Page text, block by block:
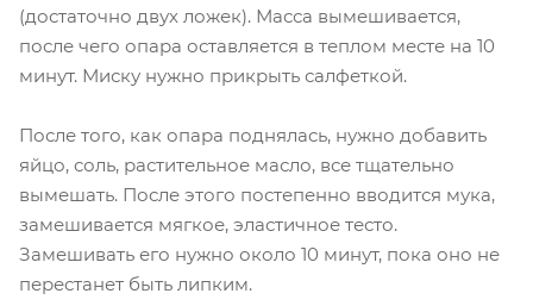
(достаточно двух ложек). Масса вымешивается,
после чего опара оставляется в теплом месте на 10
минут. Миску нужно прикрыть салфеткой.
После того, как опара поднялась, нужно добавить
яйцо, соль, растительное масло, все тщательно
вымешать. После этого постепенно вводится мука,
замешивается мягкое, эластичное тесто.
Замешивать его нужно около 10 минут, пока оно не
перестанет быть липким.